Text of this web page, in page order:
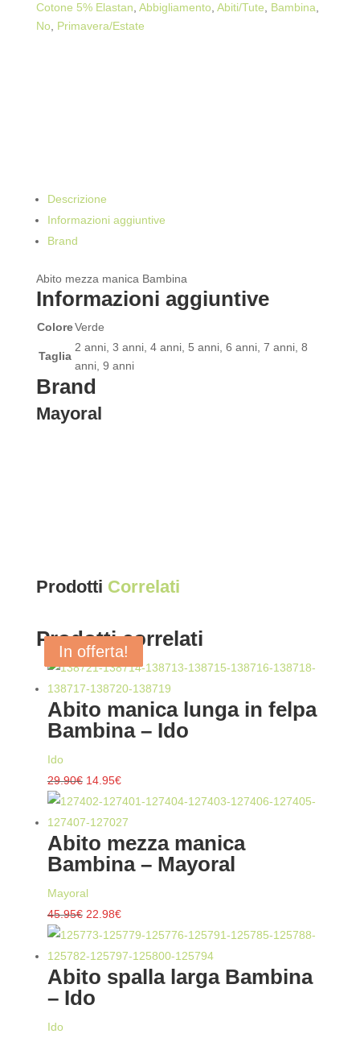
Cotone 5% Elastan Abbigliamento Abiti/Tute Bambina
No
Primavera/Estate
Descrizione
Informazioni aggiuntive
Brand
Abito mezza manica Bambina
Informazioni aggiuntive
ColoreVerde
Taglia
2 anni, 3 anni, 4 anni, 5 anni, 6 anni, 7 anni, 8
anni, 9 anni
Brand
Mayoral
Prodotti Correlati
Prodotti correlati
In offerta!
Abito manica lunga in felpa
Bambina – Ido
Ido
29.90€ Il
prezzo
originale
era:
29.90€.
14.95€Il
prezzo
attuale
è:
14.95€.
In offerta!
Abito mezza manica
Bambina – Mayoral
Mayoral
45.95€ Il
prezzo
originale
era:
45.95€.
22.98€Il
prezzo
attuale
è:
In offerta!
Abito spalla larga Bambina
– Ido
Ido
In offerta!